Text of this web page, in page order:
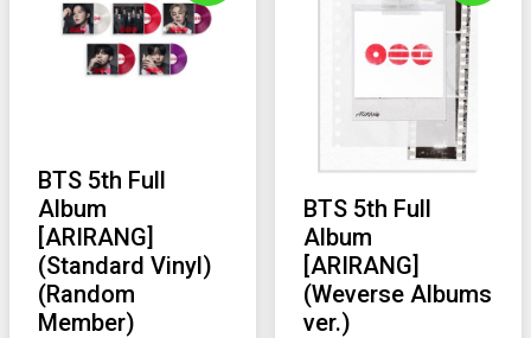
BTS 5th Full
Album
[ARIRANG]
(Standard Vinyl)
(Random
Member)
BTS 5th Full
Album
[ARIRANG]
(Weverse Albums
ver.)